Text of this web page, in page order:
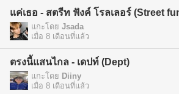
แค่เธอ - สตรีท ฟังค์ โรลเลอร์ (Street
แกะโดย Jsada
เมื่อ 8 เดือนที่แล้ว
ตรงนี้แสนไกล - เดปท์ (Dept)
แกะโดย Diiny
เมื่อ 8 เดือนที่แล้ว